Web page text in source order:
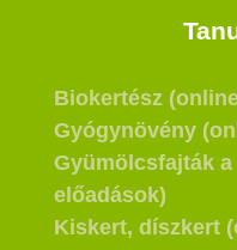
Biokertész
Gyógynövény
Gyümölcsfajták
előadások)
Kiskert, díszkert